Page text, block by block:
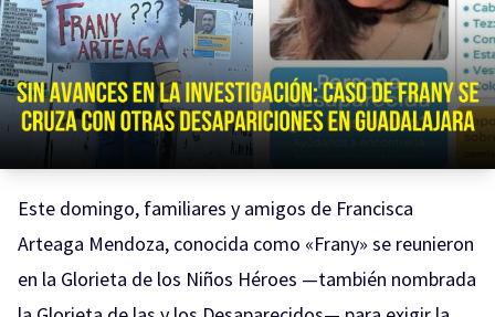
Este domingo, familiares y amigos de Francisca
Arteaga Mendoza, conocida como «Frany» se reunieron
en la Glorieta de los Niños Héroes —también nombrada